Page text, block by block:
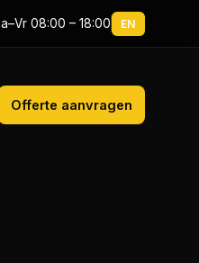
08:00 – 18:00 EN
Offerte aanvragen